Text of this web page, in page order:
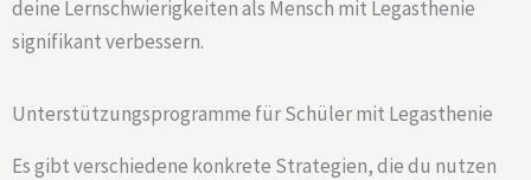
deine Lernschwierigkeiten als Mensch mit Legasthenie
signifikant verbessern.
Unterstützungsprogramme für Schüler mit Legasthenie
Es gibt verschiedene konkrete Strategien, die du nutzen